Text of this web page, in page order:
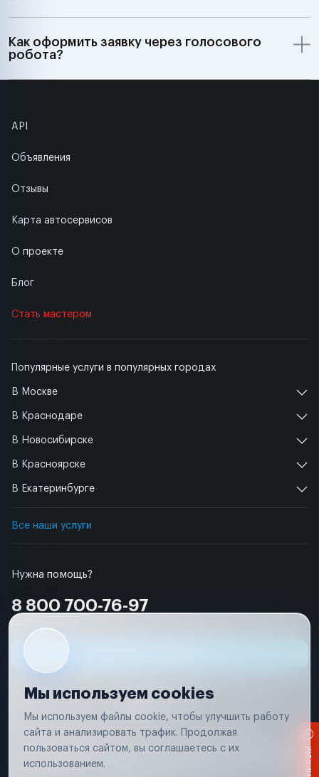
Как оформить заявку через голосового
робота?
Нужна помощь?
8 800 700-76-97
Популярные услуги в популярных городах
В Москве
В Краснодаре
В Новосибирске
В Красноярске
В Екатеринбурге
Все наши услуги
API
Объявления
Отзывы
Карта автосервисов
О проекте
Блог
Стать мастером
Условия использования
Удаление аккаунта
Вся информация, представленная на сайте, носит исключительно
соответствии с положениями статьи 437 (п. 2) Гражданского кодекса
Мы используем cookies
Мы используем файлы cookie, чтобы улучшить работу
сайта и анализировать трафик. Продолжая
пользоваться сайтом, вы соглашаетесь с их
использованием.